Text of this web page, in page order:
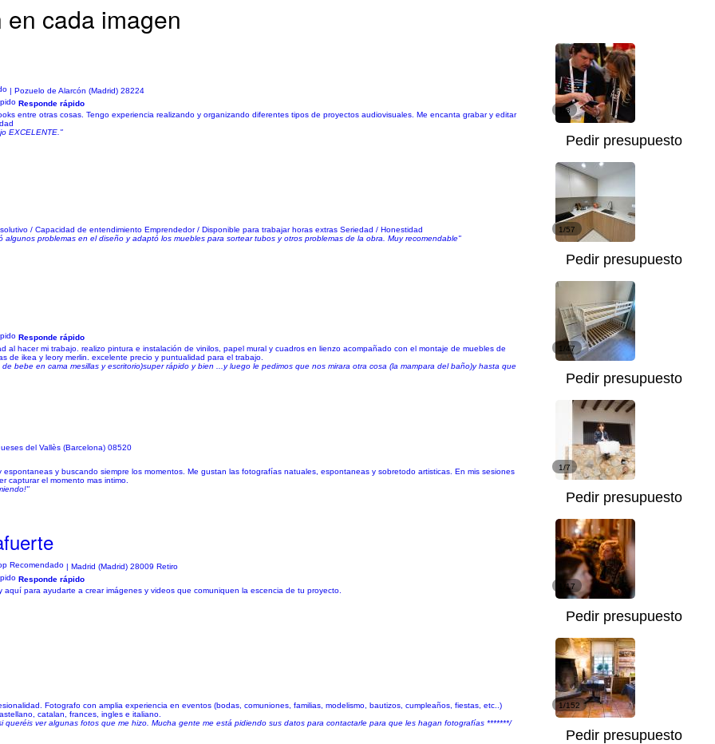
cada imagen
| Pozuelo de Alarcón (Madrid) 28224
Responde rápido
entre otras cosas. Tengo experiencia realizando y organizando diferentes tipos de proyectos audiovisuales. Me encanta grabar y editar
EXCELENTE."
1/8
Pedir presupuesto
/ Capacidad de entendimiento Emprendedor / Disponible para trabajar horas extras Seriedad / Honestidad
problemas en el diseño y adaptó los muebles para sortear tubos y otros problemas de la obra. Muy recomendable"
1/57
Pedir presupuesto
Responde rápido
hacer mi trabajo. realizo pintura e instalación de vinilos, papel mural y cuadros en lienzo acompañado con el montaje de muebles de
de ikea y leory merlin. excelente precio y puntualidad para el trabajo.
bebe en cama mesillas y escritorio)super rápido y bien ...y luego le pedimos que nos mirara otra cosa (la mampara del baño)y hasta que
1/47
Pedir presupuesto
del Vallès (Barcelona) 08520
y buscando siempre los momentos. Me gustan las fotografías natuales, espontaneas y sobretodo artisticas. En mis sesiones
capturar el momento mas intimo.
1/7
Pedir presupuesto
| Madrid (Madrid) 28009 Retiro
Responde rápido
para ayudarte a crear imágenes y videos que comuniquen la escencia de tu proyecto.
1/17
Pedir presupuesto
Fotografo con amplia experiencia en eventos (bodas, comuniones, familias, modelismo, bautizos, cumpleaños, fiestas, etc..)
catalan, frances, ingles e italiano.
ver algunas fotos que me hizo. Mucha gente me está pidiendo sus datos para contactarle para que les hagan fotografías *******/
1/152
Pedir presupuesto